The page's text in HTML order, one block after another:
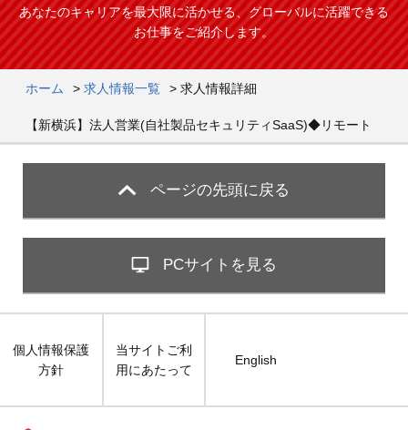
あなたのキャリアを最大限に活かせる、グローバルに活躍できる
お仕事をご紹介します。
ホーム > 求人情報一覧 > 求人情報詳細
【新横浜】法人営業(自社製品セキュリティSaaS)◆リモート
ページの先頭に戻る
PCサイトを見る
個人情報保護
方針
当サイトご利
用にあたって
English